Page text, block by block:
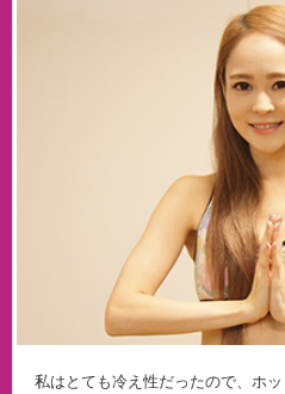
私はとても冷え性だったので、ホ